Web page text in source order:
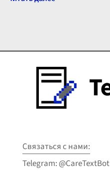
Связаться с нами:
Telegram: @CareTextBot